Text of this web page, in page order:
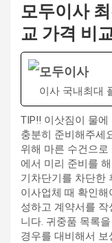
모두이사
교 가격 비
모두이사
이사 국내최대
TIP!! 이삿짐이 물
충분히 준비해주세
위해 마른 수건으
에서 미리 준비를
기차단기를 차단한
이사업체 때 확인
성하고 계약서를
니다. 귀중품 목록
경우를 대비해서